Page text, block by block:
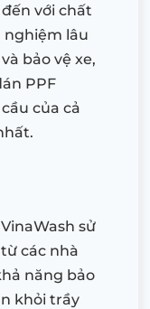
với chất
nghiệm lâu
bảo vệ xe,
PPF
của cả
VinaWash sử
các nhà
năng bảo
khỏi trầy